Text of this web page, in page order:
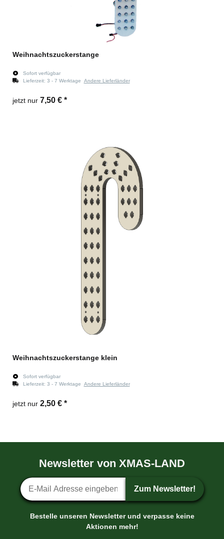
Weihnachtszuckerstange
Sofort verfügbar
Lieferzeit: 3 - 7 Werktage Andere Lieferländer
jetzt nur 7,50 € *
Weihnachtszuckerstange klein
Sofort verfügbar
Lieferzeit: 3 - 7 Werktage Andere Lieferländer
jetzt nur 2,50 € *
Newsletter von XMAS-LAND
Newsletter-Anmeldung
Zum Newsletter!
Bestelle unseren Newsletter und verpasse keine
Aktionen mehr!